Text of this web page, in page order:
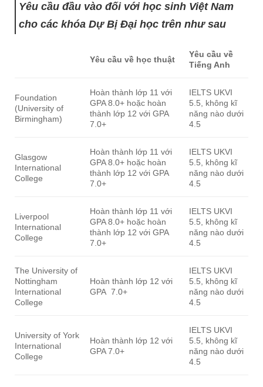
Yêu cầu đầu vào đối với học sinh Việt Nam
cho các khóa Dự Bị Đại học trên như sau
Yêu cầu về học thuật
Yêu cầu về
Tiếng Anh
Foundation
(University of
Birmingham)
Hoàn thành lớp 11 với
GPA 8.0+ hoặc hoàn
thành lớp 12 với GPA
7.0+
IELTS UKVI
5.5, không kĩ
năng nào dưới
4.5
Glasgow
International
College
Hoàn thành lớp 11 với
GPA 8.0+ hoặc hoàn
thành lớp 12 với GPA
7.0+
IELTS UKVI
5.5, không kĩ
năng nào dưới
4.5
Liverpool
International
College
Hoàn thành lớp 11 với
GPA 8.0+ hoặc hoàn
thành lớp 12 với GPA
7.0+
IELTS UKVI
5.5, không kĩ
năng nào dưới
4.5
The University of
Nottingham
International
College
Hoàn thành lớp 12 với
GPA 7.0+
IELTS UKVI
5.5, không kĩ
năng nào dưới
4.5
University of York
International
College
Hoàn thành lớp 12 với
GPA 7.0+
IELTS UKVI
5.5, không kĩ
năng nào dưới
4.5